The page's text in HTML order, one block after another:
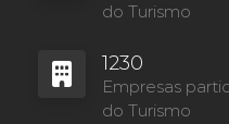
do Turismo
1230
Empresas
do Turismo